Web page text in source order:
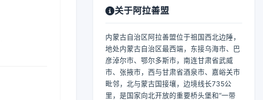
关于阿拉善盟
内蒙古自治区阿拉善盟位于祖国西北边陲，
地处内蒙古自治区最西端，东接乌海市、巴
彦淖尔市、鄂尔多斯市，南连甘肃省武威
市、张掖市，西与甘肃省酒泉市、嘉峪关市
毗邻，北与蒙古国接壤，边境线长735公
里，是国家向北开放的重要桥头堡和“一带